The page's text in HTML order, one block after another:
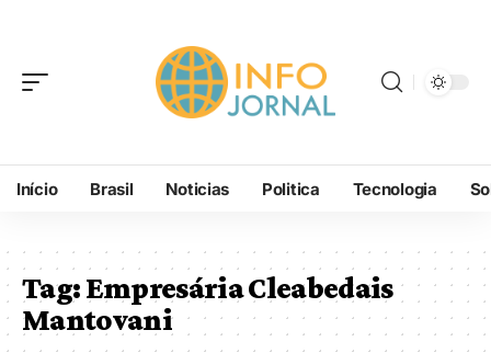
Início Brasil Noticias Politica Tecnologia
Tag:Empresária Cleabedais
Mantovani